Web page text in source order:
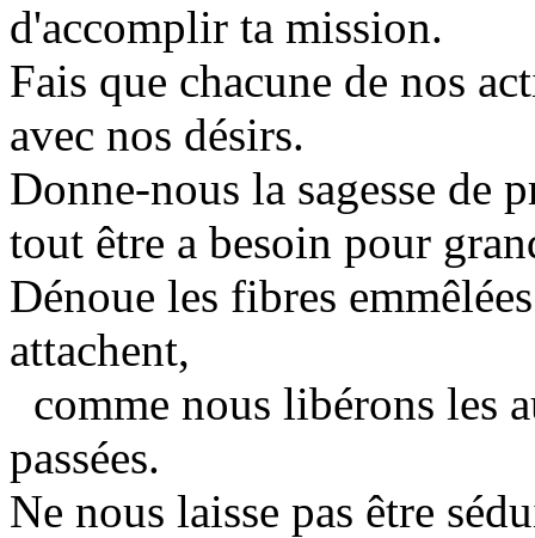
d'accomplir ta mission.
Fais que chacune de nos
avec nos désirs.
Donne-nous la sagesse de
tout être a besoin pour
Dénoue les fibres
attachent,
comme nous libérons les
passées.
Ne nous laisse pas être